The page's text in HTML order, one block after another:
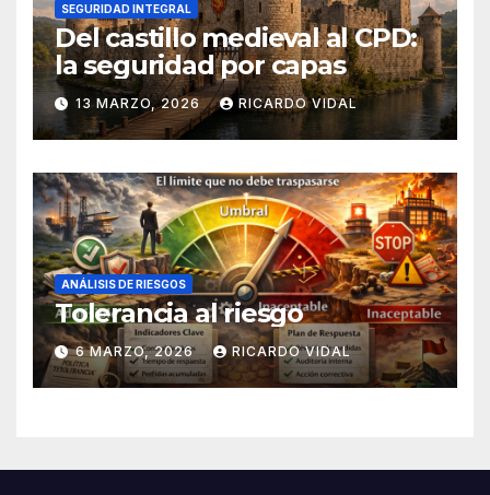
SEGURIDAD INTEGRAL
Del castillo medieval al CPD:
la seguridad por capas
13 MARZO, 2026 RICARDO VIDAL
ANÁLISIS DE RIESGOS
Tolerancia al riesgo
6 MARZO, 2026 RICARDO VIDAL